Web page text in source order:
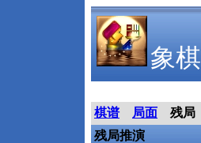
象
棋谱 局面
残局
残局推演